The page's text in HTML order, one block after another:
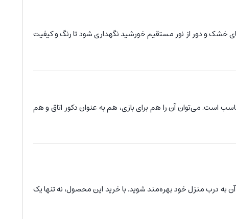
خشک و دور از نور مستقیم خورشید نگهداری شود تا رنگ و کیفیت
است. می‌توان آن را هم برای بازی، هم به عنوان دکور اتاق و هم
به درب منزل خود بهره‌مند شوید. با خرید این محصول، نه تنها یک